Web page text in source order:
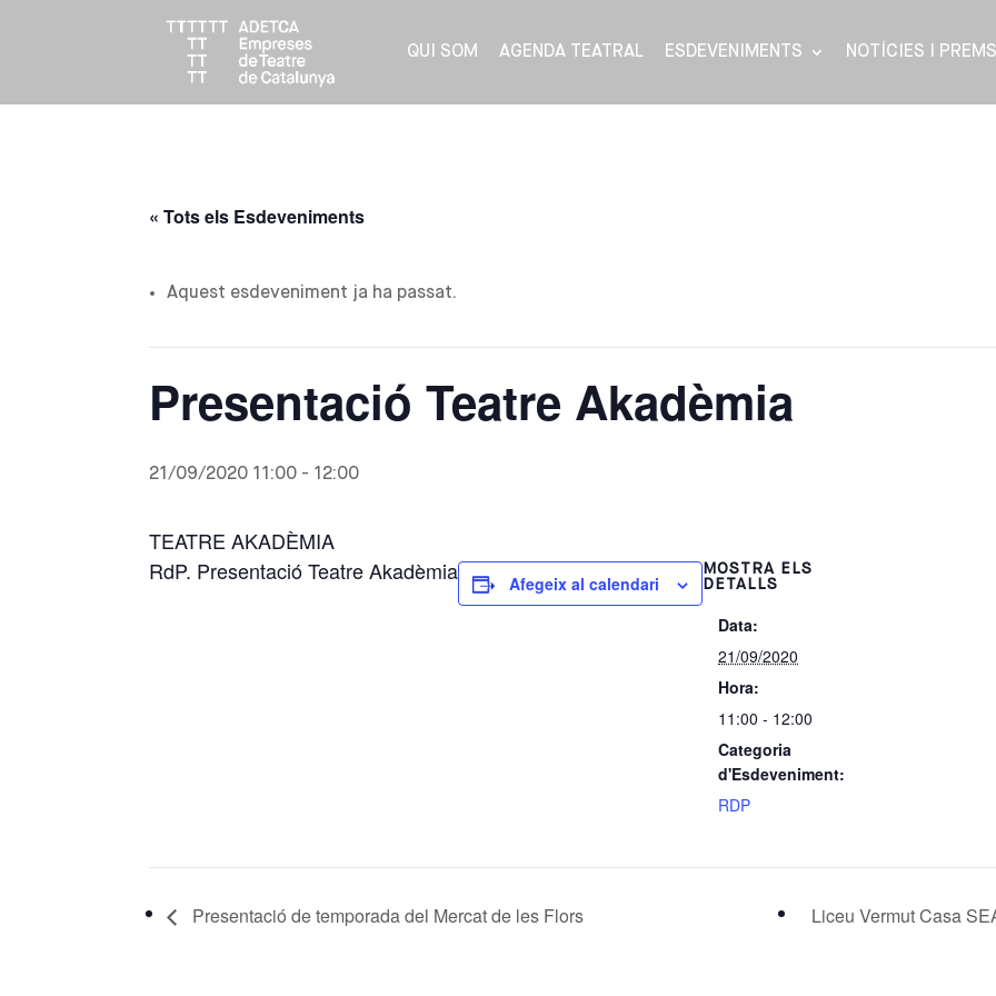
QUI SOM AGENDA TEATRAL ESDEVENIMENTS NOTÍCIES I
« Tots els Esdeveniments
Aquest esdeveniment ja ha passat.
Presentació Teatre Akadèmia
21/09/2020 11:00 - 12:00
TEATRE AKADÈMIA
RdP. Presentació Teatre Akadèmia
Afegeix al calendari
MOSTRA ELS
DETALLS
Data:
21/09/2020
Hora:
11:00 - 12:00
Categoria
d'Esdeveniment:
RDP
Presentació de temporada del Mercat de les Flors Liceu Vermut Casa